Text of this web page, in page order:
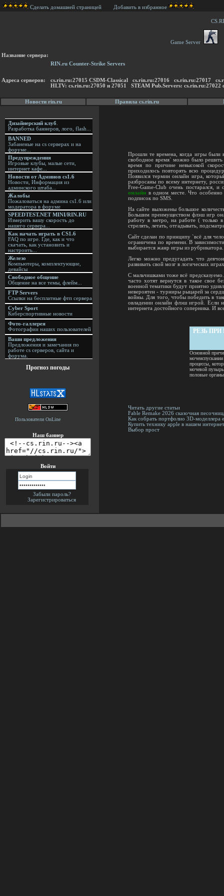
Сделать домашней страницей Добавить в избранное
Game Server
Название сервера:
RIN.ru Counter-Strike Servers
Адреса серверов:
cs.rin.ru:27015 CSDM-Classical cs.rin.ru:27016 cs.rin.ru:27017
HLTV: cs.rin.ru:27050 и 27051 STEAM Pub.Servers: cs.rin.ru:27022
Новости rin.ru Правила cs.rin.ru
Дизайнерский клуб
Разработка баннеров, лого, flash...
BANNED
Забаненые на cs серверах и на
форуме...
Предупреждения
Игровые клубы, малые сети,
интернет кафе...
Новости от Админов cs1.6
Новости, Информация из
админского штаба...
Жалобы
Пожаловаться на админа cs1.6 или
модератора в форуме
SPEEDTEST.NET MINI/RIN.RU
Измерить вашу скорость до
нашего сервера...
Как начать играть в CS1.6
FAQ по игре. Где, как и что
скачать, как установить и
настроить...
Железо
Компьютеры, комплектующие,
девайсы
Свободное общение
Общение на все темы, флейм...
FTP Servers
Ссылки на бесплатные фтп сервера
Cyber Sport
Киберспортивные новости
Фото-галлерея
Фотографии наших пользователей
Ваши предложения
Предложения и замечания по
работе cs серверов, сайта и
форума.
Прогноз погоды
Пользователи OnLine
Наш баннер
Войти
Забыли пароль?
Зарегистрироваться
Прошли те времена, когда игры были
свободное время` можно было решить
время по причине невысокой
приходилось повторять всю
Появился термин онлайн игра,
разбросаны по всему интернету,
Free-Game-Club очень постарался, и
онлайн в одном месте. Что особенно
подписок по SMS.
На сайте выложены большое
Большим преимуществом флэш игр
работу в метро, на работе ( только
стрелять, летать, отгадывать,
Сайт сделан по принципу `всё для
ограничена по времени. В
выбирается жанр игры из рубрикатора.
Легко можно предугадать что
развивать свой мозг в логических
С мальчишками тоже всё
часто хотят вернутся в такое свое
военной тематики будут приятно
невероятен - турниры рыцарей за
войны. Для того, чтобы победить в
овладении онлайн флэш игрой. Если
интернета достойного соперника. И
РЕЗЬ
Основной
процессы,
мочевой
половые органы
Читать другие статьи
Fable Remake 2026 сказочная
Как собрать портфолио 3D-моделлера
Купить технику apple в нашем
Выбор прост